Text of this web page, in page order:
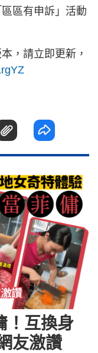
區有申訴」活動
，請立即更新，
！互換身
友激讚